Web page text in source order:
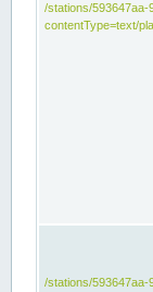
/stations/
contentType=text/
/stations/593647aa-